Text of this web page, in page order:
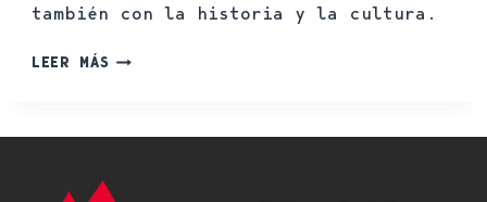
también con la historia y la cultura.
LEER MÁS